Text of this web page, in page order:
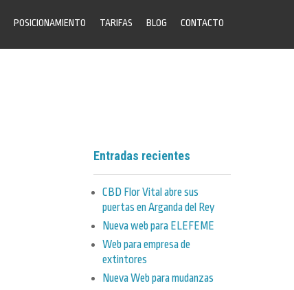
POSICIONAMIENTO TARIFAS BLOG CONTACTO
Entradas recientes
CBD Flor Vital abre sus
puertas en Arganda del Rey
Nueva web para ELEFEME
Web para empresa de
extintores
Nueva Web para mudanzas